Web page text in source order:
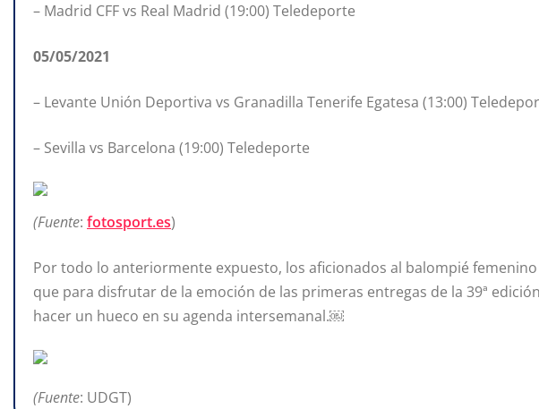
– Madrid CFF vs Real Madrid (19:00) Teledeporte
05/05/2021
– Levante Unión Deportiva vs Granadilla Tenerife Egatesa (13:00)
– Sevilla vs Barcelona (19:00) Teledeporte
(Fuente: fotosport.es)
Por todo lo anteriormente expuesto, los aficionados al balompié
que para disfrutar de la emoción de las primeras entregas de la 39ª
hacer un hueco en su agenda intersemanal.￼
(Fuente: UDGT)